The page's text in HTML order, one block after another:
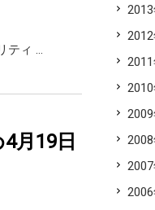
ティ …
月19日
2013
2012
2011
2010
2009
2008
2007
2006